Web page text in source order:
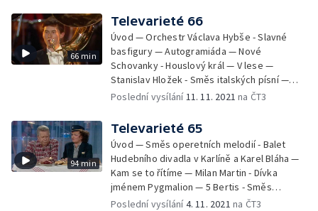
Silvestrovský mejdan — Drahomíra Vlachová
- La,la,la — Mr. Black und Ursula - iluzionisté
ze SRN — O cudnosti a Vánocích — Matiniata
— Rekomando II — Závěr
66 min
Televarieté 66
Úvod — Orchestr Václava Hybše - Slavné
basfigury — Autogramiáda — Nové
Schovanky - Houslový král — V lese —
Stanislav Hložek - Směs italských písní —
Nabídky cestovních kanceláří — Milena
pravdu říct — Zdeněk Dolejš - žonglování s
talíři — Vložky do bot — Helena Vondráčková
- Noc je léčivá — Karel Zich - Za to může
rokenrol — Patogenní zóny — Helena
Vondráčková a Taneční skupina UNO - New
York,New York — Závěr
Poslední vysílání11. 11. 2021 na ČT3
94 min
Televarieté 65
Úvod — Směs operetních melodií - Balet
Hudebního divadla v Karlíně a Karel Bláha —
Kam se to řítíme — Milan Martin - Dívka
jménem Pygmalion — 5 Bertis - Směs
slováckých lidových melodií - akrobacie na
Poslední vysílání4. 11. 2021 na ČT3